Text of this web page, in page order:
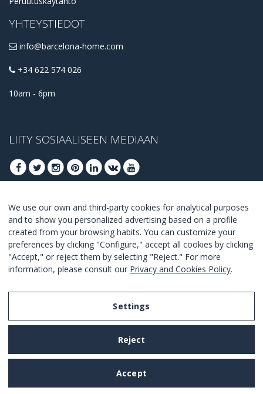
YHTEYSTIEDOT
info@barcelona-home.com
+34 622 574 026
10am - 6pm
LIITY SOSIAALISEEN MEDIAAN
LIITY SAADAKSESI PARHAAT TARJOUKSET
LIITY
I Agree with the terms and conditions
We use our own and third-party cookies for analytical purposes
and to show you personalized advertising based on a profile
created from your browsing habits. You can customize your
preferences by clicking "Configure," accept all cookies by clicking
"Accept," or reject them by selecting "Reject." For more
information, please consult our Privacy and Cookies Policy.
Settings
Reject
Accept
Legal Notice
Privacy and Cookies Policy
Terms and Conditions of Use
Settings